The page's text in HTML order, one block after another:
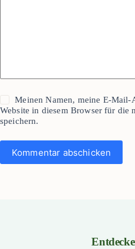
Meinen Namen, meine E-Mail-
Website in diesem Browser für die
speichern.
Kommentar abschicken